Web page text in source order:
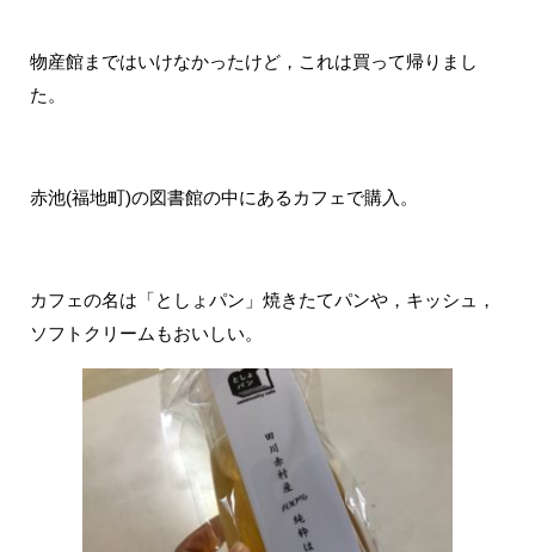
物産館まではいけなかったけど，これは買って帰りまし
た。
赤池(福地町)の図書館の中にあるカフェで購入。
カフェの名は「としょパン」焼きたてパンや，キッシュ，
ソフトクリームもおいしい。